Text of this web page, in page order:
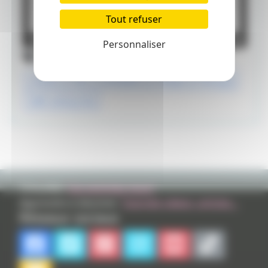
Tout refuser
Personnaliser
cinéma free animation critique
free guy
TVHLAND:Qui sommes nous?